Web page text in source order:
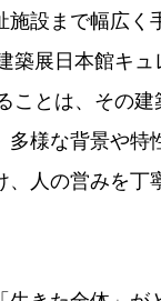
施設まで幅広く
築展日本館キュ
ことは、その建
様な背景や特
、人の営みを丁